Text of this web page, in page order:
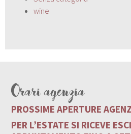
wine
Orari agenzia
PROSSIME APERTURE
PER L’ESTATE SI RICEVE